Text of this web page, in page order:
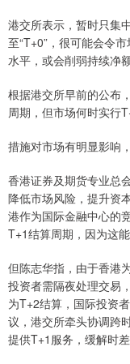
港交所表示，暂时只集
至“T+0”，很可能会令
水平，或会削弱持续净
根据港交所早前的公布
周期，但市场何时实行
措施对市场有明显影响
香港证券及期货专业总
降低市场风险，提升资
港作为国际金融中心的
T+1结算周期，因为这
但陈志华指，由于香港
投资者需隔夜处理交易
为T+2结算，国际投资
议，港交所牵头协调跨
提供T+1服务，缓解时